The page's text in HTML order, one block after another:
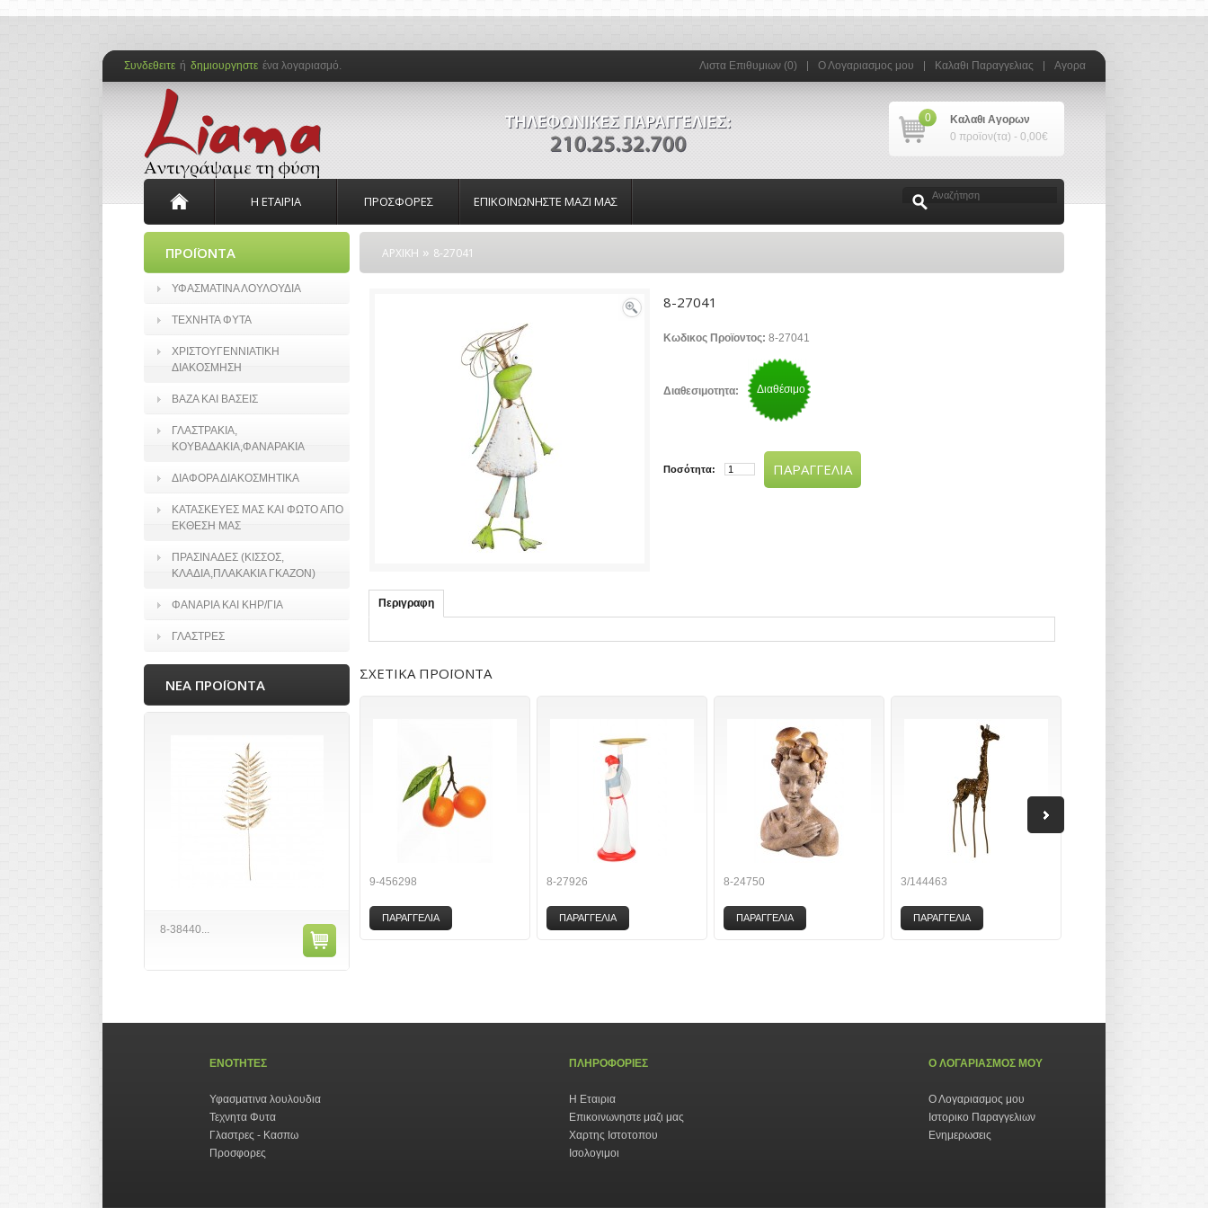
Λιστα Επιθυμιων (0) Ο Λογαριασμος μου Καλαθι Παραγγελιας Αγορα
Συνδεθειτε ή δημιουργηστε ένα λογαριασμό.
Καλαθι Αγορων
0
0 προϊον(τα) - 0,00€
Η ΕΤΑΙΡΙΑ ΠΡΟΣΦΟΡΕΣ ΕΠΙΚΟΙΝΩΝΗΣΤΕ ΜΑΖΙ ΜΑΣ
ΠΡΟΪΟΝΤΑ
ΥΦΑΣΜΑΤΙΝΑ ΛΟΥΛΟΥΔΙΑ
ΤΕΧΝΗΤΑ ΦΥΤΑ
ΧΡΙΣΤΟΥΓΕΝΝΙΑΤΙΚΗ
ΔΙΑΚΟΣΜΗΣΗ
ΒΑΖΑ ΚΑΙ ΒΑΣΕΙΣ
ΓΛΑΣΤΡΑΚΙΑ,
ΚΟΥΒΑΔΑΚΙΑ,ΦΑΝΑΡΑΚΙΑ
ΔΙΑΦΟΡΑ ΔΙΑΚΟΣΜΗΤΙΚΑ
ΚΑΤΑΣΚΕΥΕΣ ΜΑΣ ΚΑΙ ΦΩΤΟ ΑΠΟ
ΕΚΘΕΣΗ ΜΑΣ
ΠΡΑΣΙΝΑΔΕΣ (ΚΙΣΣΟΣ,
ΚΛΑΔΙΑ,ΠΛΑΚΑΚΙΑ ΓΚΑΖΟΝ)
ΦΑΝΑΡΙΑ ΚΑΙ ΚΗΡ/ΓΙΑ
ΓΛΑΣΤΡΕΣ
ΝΕΑ ΠΡΟΪΟΝΤΑ
8-38440...
ΑΡΧΙΚΗ » 8-27041
8-27041
Κωδικος Προϊοντος: 8-27041
Διαθεσιμοτητα: Διαθέσιμο
Ποσότητα: ΠΑΡΑΓΓΕΛΙΑ
Περιγραφη
ΣΧΕΤΙΚΑ ΠΡΟΪΟΝΤΑ
9-456298
ΠΑΡΑΓΓΕΛΙΑ
8-27926
ΠΑΡΑΓΓΕΛΙΑ
8-24750
ΠΑΡΑΓΓΕΛΙΑ
3/144463
ΠΑΡΑΓΓΕΛΙΑ
ΕΝΟΤΗΤΕΣ
Υφασματινα λουλουδια
Τεχνητα Φυτα
Γλαστρες - Κασπω
Προσφορες
ΠΛΗΡΟΦΟΡΙΕΣ
Η Εταιρια
Επικοινωνηστε μαζι μας
Χαρτης Ιστοτοπου
Ισολογιμοι
Ο ΛΟΓΑΡΙΑΣΜΟΣ ΜΟΥ
Ο Λογαριασμος μου
Ιστορικο Παραγγελιων
Ενημερωσεις